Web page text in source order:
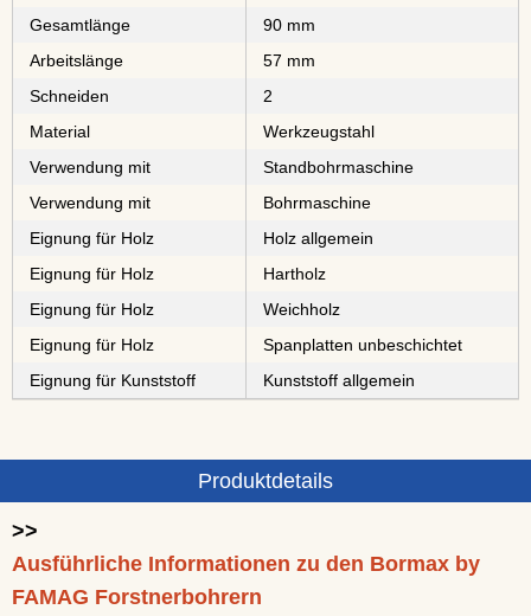
Gesamtlänge
90 mm
Arbeitslänge
57 mm
Schneiden
2
Material
⁠⁠Werkzeugstahl
Verwendung mit
Standbohrmaschine
Verwendung mit
Bohrmaschine
Eignung für Holz
Holz allgemein
Eignung für Holz
⁠⁠⁠Hartholz
Eignung für Holz
⁠Weichholz
Eignung für Holz
⁠⁠⁠⁠⁠⁠⁠⁠Spanplatten unbeschichtet
Eignung für Kunststoff
Kunststoff allgemein
Produktdetails
>>
Ausführliche Informationen zu den Bormax by
FAMAG Forstnerbohrern